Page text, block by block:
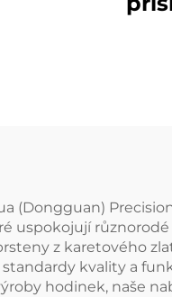
(Dongguan)
uspokojují
z karetového
kvality a
hodinek, naše